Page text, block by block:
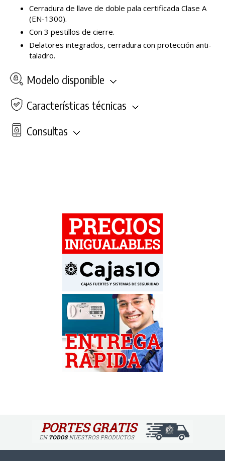
Cerradura de llave de doble pala certificada Clase A
(EN-1300).
Con 3 pestillos de cierre.
Delatores integrados, cerradura con protección anti-
taladro.
Modelo disponible
Características técnicas
Consultas